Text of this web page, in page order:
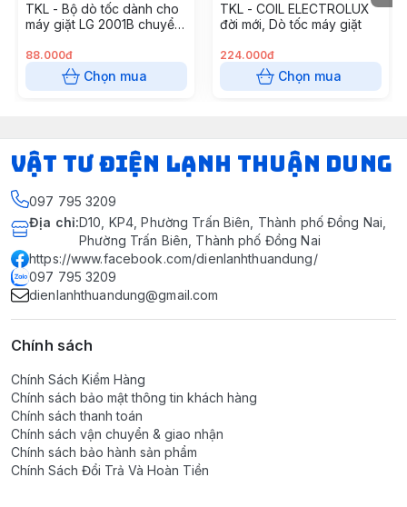
TKL - Bộ dò tốc dành cho
máy giặt LG 2001B chuyển
88.000đ
Chọn mua
TKL - COIL ELECTROLUX
đời mới, Dò tốc máy giặt
224.000đ
Chọn mua
VẬT TƯ ĐIỆN LẠNH THUẬN DUNG
097 795 3209
Địa chỉ:D10, KP4, Phường Trấn Biên, Thành phố Đồng Nai,
Phường Trấn Biên, Thành phố Đồng Nai
https://www.facebook.com/dienlanhthuandung/
097 795 3209
dienlanhthuandung@gmail.com
Chính sách
Chính Sách Kiểm Hàng
Chính sách bảo mật thông tin khách hàng
Chính sách thanh toán
Chính sách vận chuyển & giao nhận
Chính sách bảo hành sản phẩm
Chính Sách Đổi Trả Và Hoàn Tiền